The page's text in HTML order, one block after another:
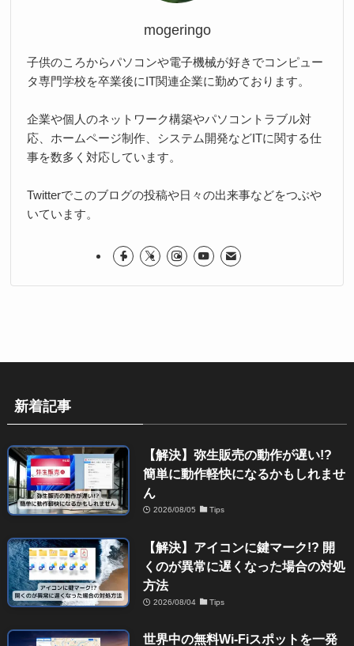
mogeringo
子供のころからパソコンや電子機械が好きでコンピュー
タ専門学校を卒業後にIT関連企業に勤めております。
企業や個人のネットワーク構築やパソコントラブル対
応、ホームページ制作、システム開発などITに関する仕
事を数多く対応しています。
Twitterでこのブログの投稿や日々の出来事などをつぶや
いています。
新着記事
【解決】弥生販売の動作が遅い!?
簡単に動作軽快になるかもしれませ
ん
2026/08/05 Tips
【解決】アイコンに鍵マーク!? 開
くのが異常に遅くなった場合の対処
方法
2026/08/04 Tips
世界中の無料Wi-Fiスポットを一発